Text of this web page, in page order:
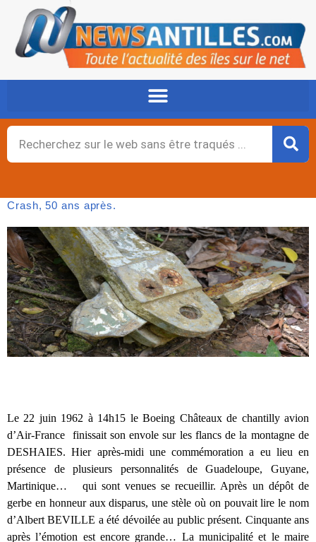
contenu
Rechercher
Crash, 50 ans après.
Le 22 juin 1962 à 14h15 le Boeing Châteaux de chantilly avion
d’Air-France finissait son envole sur les flancs de la montagne de
DESHAIES. Hier après-midi une commémoration a eu lieu en
présence de plusieurs personnalités de Guadeloupe, Guyane,
Martinique… qui sont venues se recueillir. Après un dépôt de
gerbe en honneur aux disparus, une stèle où on pouvait lire le nom
d’Albert BEVILLE a été dévoilée au public présent. Cinquante ans
après l’émotion est encore grande… La municipalité et le maire